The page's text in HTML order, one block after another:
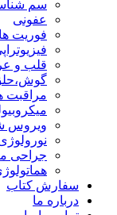
سم
عفونی
فوریت
قلب و
مراقبت
ویروس
جراحی
سفارش کتاب
درباره ما